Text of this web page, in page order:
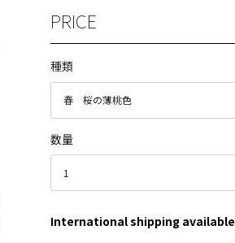
PRICE
種類
数量
International shipping available